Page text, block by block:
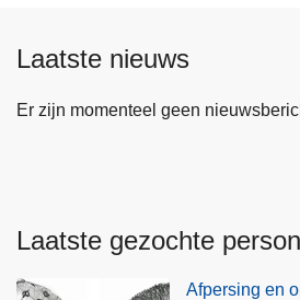
Laatste nieuws
Er zijn momenteel geen
Laatste gezochte
Afpersing en